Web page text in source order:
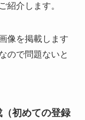
紹介します。
像を掲載します
ので問題ないと
初めての登録